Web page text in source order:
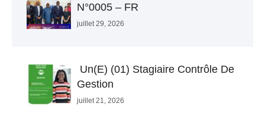
N°0005 – FR
juillet 29, 2026
Un(e) (01) Stagiaire Contrôle De
Gestion
juillet 21, 2026